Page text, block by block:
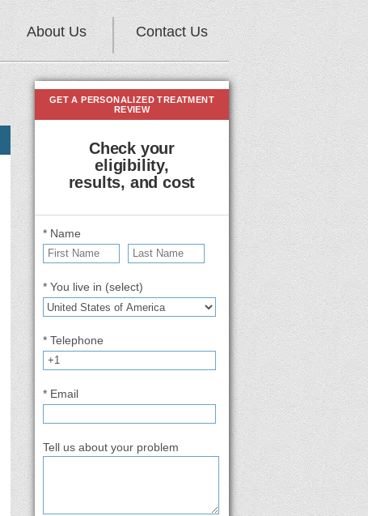
About Us Contact Us
GET A PERSONALIZED TREATMENT
REVIEW
Check your
eligibility,
results, and cost
* Name
* You live in (select)
* Telephone
* Email
Tell us about your problem